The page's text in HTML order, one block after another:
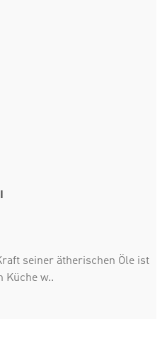
seiner ätherischen Öle ist
Küche w..